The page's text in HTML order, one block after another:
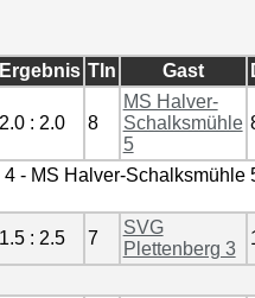
Ergebnis Tln Gast
2.0 : 2.0 8
MS Halver-
Schalksmühle
5
- MS Halver-Schalksmühle
1.5 : 2.5 7
SVG
Plettenberg 3